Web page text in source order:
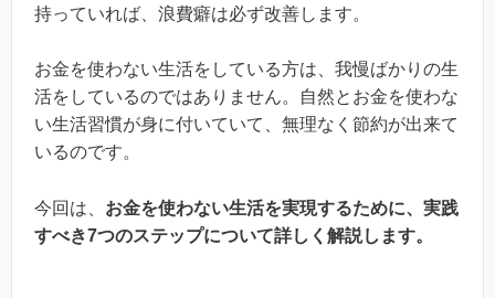
持っていれば、浪費癖は必ず改善します。
お金を使わない生活をしている方は、我慢ばかりの生
活をしているのではありません。自然とお金を使わな
い生活習慣が身に付いていて、無理なく節約が出来て
いるのです。
今回は、 お金を使わない生活を実現するために、実践
すべき7つのステップについて詳しく解説します。